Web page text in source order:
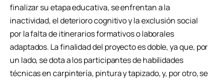
finalizar su etapa educativa, se enfrentan a la
inactividad, el deterioro cognitivo y la exclusión social
por la falta de itinerarios formativos o laborales
adaptados. La finalidad del proyecto es doble, ya que, por
un lado, se dota a los participantes de habilidades
técnicas en carpintería, pintura y tapizado, y, por otro, se